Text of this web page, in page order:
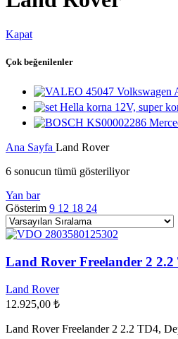
Kapat
Çok beğenilenler
Volkswagen
Hella korna 12V, super
Ana Sayfa Land Rover
6 sonucun tümü gösteriliyor
Yan bar
Gösterim 9 12 18 24
Land Rover Freelander 2 2.2
Land Rover
12.925,00 ₺
Land Rover Freelander 2 2.2 TD4,